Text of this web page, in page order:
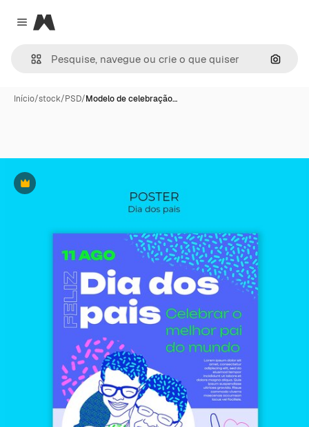
Close menu
Magnific
Início/stock/PSD/Modelo de celebração…
Premium